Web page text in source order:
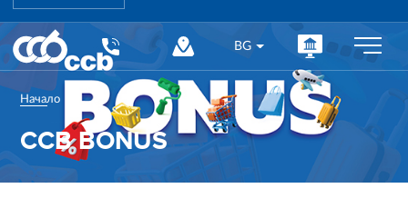
Central
Cooperative
Bank
BG
Начало
CCB BONUS